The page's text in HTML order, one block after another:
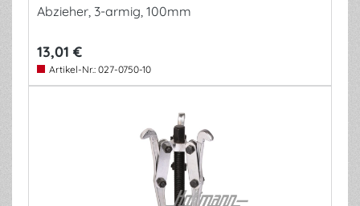
Abzieher, 3-armig, 100mm
13,01 €
Artikel-Nr.: 027-0750-10